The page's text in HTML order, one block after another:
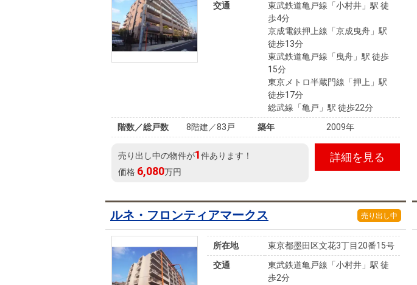
交通
東武鉄道亀戸線「小村井」駅 徒
歩4分
京成電鉄押上線「京成曳舟」駅
徒歩13分
東武鉄道亀戸線「曳舟」駅 徒歩
15分
東京メトロ半蔵門線「押上」駅
徒歩17分
総武線「亀戸」駅 徒歩22分
階数／総戸数
8階建／83戸 築年 2009年
売り出し中の物件が1件あります！
価格 6,080万円
詳細を見る
ルネ・フロンティアマークス 売り出し中
所在地
東京都墨田区文花3丁目20番15号
交通
東武鉄道亀戸線「小村井」駅 徒
歩2分